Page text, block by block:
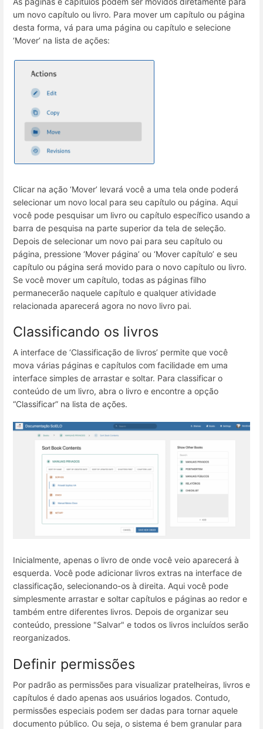
um novo capítulo ou livro. Para mover um capítulo ou página
desta forma, vá para uma página ou capítulo e selecione
‘Mover’ na lista de ações:
Clicar na ação ‘Mover’ levará você a uma tela onde poderá
selecionar um novo local para seu capítulo ou página. Aqui
você pode pesquisar um livro ou capítulo específico usando a
barra de pesquisa na parte superior da tela de seleção.
Depois de selecionar um novo pai para seu capítulo ou
página, pressione ‘Mover página’ ou ‘Mover capítulo’ e seu
capítulo ou página será movido para o novo capítulo ou livro.
Se você mover um capítulo, todas as páginas filho
permanecerão naquele capítulo e qualquer atividade
relacionada aparecerá agora no novo livro pai.
Classificando os livros
A interface de ‘Classificação de livros’ permite que você
mova várias páginas e capítulos com facilidade em uma
interface simples de arrastar e soltar. Para classificar o
conteúdo de um livro, abra o livro e encontre a opção
“Classificar” na lista de ações.
Inicialmente, apenas o livro de onde você veio aparecerá à
esquerda. Você pode adicionar livros extras na interface de
classificação, selecionando-os à direita. Aqui você pode
simplesmente arrastar e soltar capítulos e páginas ao redor e
também entre diferentes livros. Depois de organizar seu
conteúdo, pressione "Salvar" e todos os livros incluídos serão
reorganizados.
Definir permissões
Por padrão as permissões para visualizar pratelheiras, livros e
capítulos é dado apenas aos usuários logados. Contudo,
permissões especiais podem ser dadas para tornar aquele
documento público. Ou seja, o sistema é bem granular para